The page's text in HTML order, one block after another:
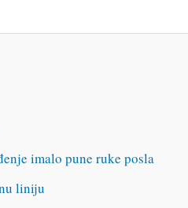
imalo pune ruke posla
liniju